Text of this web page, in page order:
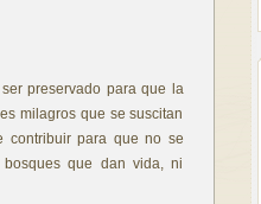
preservado para que la
milagros que se suscitan
contribuir para que no se
que dan vida, ni